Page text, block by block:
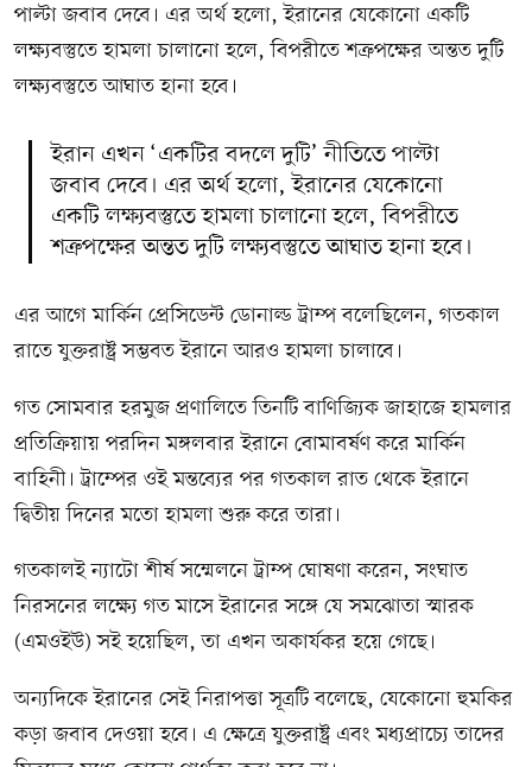
পাল্টা জবাব দেবে। এর অর্থ হলো, ইরানের যেকোনো একটি
লক্ষ্যবস্তুতে হামলা চালানো হলে, বিপরীতে শত্রুপক্ষের অন্তত দুটি
লক্ষ্যবস্তুতে আঘাত হানা হবে।
ইরান এখন ‘একটির বদলে দুটি’ নীতিতে পাল্টা
জবাব দেবে। এর অর্থ হলো, ইরানের যেকোনো
একটি লক্ষ্যবস্তুতে হামলা চালানো হলে, বিপরীতে
শত্রুপক্ষের অন্তত দুটি লক্ষ্যবস্তুতে আঘাত হানা হবে।
এর আগে মার্কিন প্রেসিডেন্ট ডোনাল্ড ট্রাম্প বলেছিলেন, গতকাল
রাতে যুক্তরাষ্ট্র সম্ভবত ইরানে আরও হামলা চালাবে।
গত সোমবার হরমুজ প্রণালিতে তিনটি বাণিজ্যিক জাহাজে হামলার
প্রতিক্রিয়ায় পরদিন মঙ্গলবার ইরানে বোমাবর্ষণ করে মার্কিন
বাহিনী। ট্রাম্পের ওই মন্তব্যের পর গতকাল রাত থেকে ইরানে
দ্বিতীয় দিনের মতো হামলা শুরু করে তারা।
গতকালই ন্যাটো শীর্ষ সম্মেলনে ট্রাম্প ঘোষণা করেন, সংঘাত
নিরসনের লক্ষ্যে গত মাসে ইরানের সঙ্গে যে সমঝোতা স্মারক
(এমওইউ) সই হয়েছিল, তা এখন অকার্যকর হয়ে গেছে।
অন্যদিকে ইরানের সেই নিরাপত্তা সূত্রটি বলেছে, যেকোনো হুমকির
কড়া জবাব দেওয়া হবে। এ ক্ষেত্রে যুক্তরাষ্ট্র এবং মধ্যপ্রাচ্যে তাদের